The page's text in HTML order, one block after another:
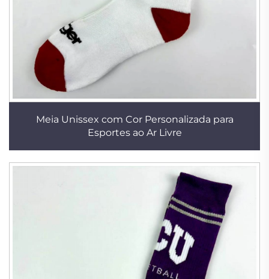
Meia Unissex com Cor Personalizada para
Esportes ao Ar Livre